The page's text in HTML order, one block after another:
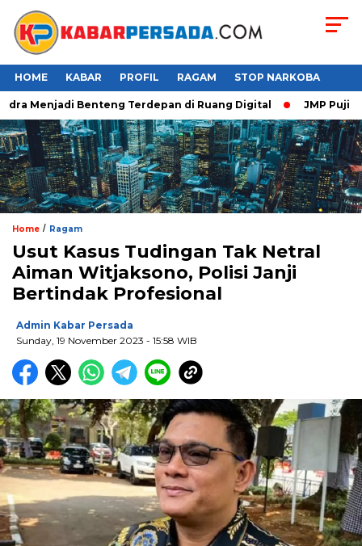
HOME KABAR PROFIL RAGAM STOP NARKOBA
Menjadi Benteng Terdepan di Ruang Digital JMP Puji
Home / Ragam
Usut Kasus Tudingan Tak Netral
Aiman Witjaksono, Polisi Janji
Bertindak Profesional
Admin Kabar Persada
Sunday, 19 November 2023 - 15:58 WIB